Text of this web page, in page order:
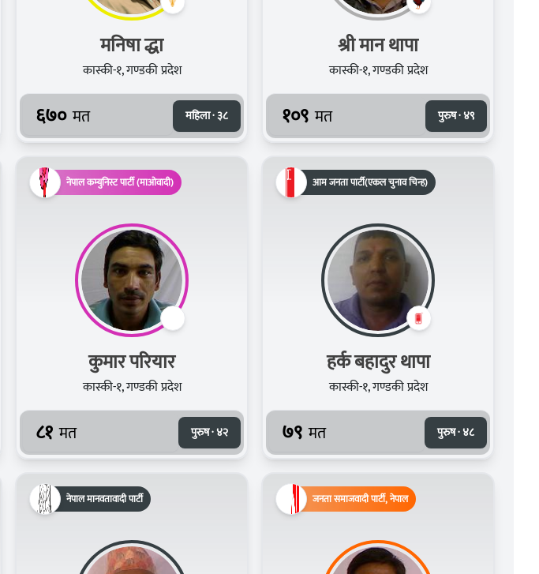
मनिषा द्धा
कास्की-१, गण्डकी प्रदेश
६७० मत महिला · ३८
श्री मान थापा
कास्की-१, गण्डकी प्रदेश
१०९ मत पुरुष · ४९
नेपाल कम्युनिस्ट पार्टी (माओवादी)
कुमार परियार
कास्की-१, गण्डकी प्रदेश
८१ मत पुरुष · ४२
आम जनता पार्टी(एकल चुनाव चिन्ह)
हर्क बहादुर थापा
कास्की-१, गण्डकी प्रदेश
७९ मत पुरुष · ४८
नेपाल मानवतावादी पार्टी जनता समाजवादी पार्टी, नेपाल